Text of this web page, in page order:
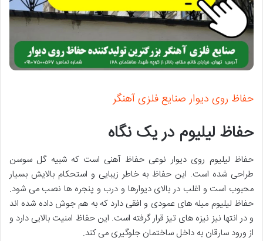
حفاظ روی دیوار صنایع فلزی آهنگر
حفاظ لیلیوم در یک نگاه
حفاظ لیلیوم روی دیوار نوعی حفاظ آهنی است که شبیه گل سوسن
طراحی شده است. این حفاظ به خاطر زیبایی و استحکام بالایش بسیار
محبوب است و اغلب در بالای دیوارها و درب و پنجره ها نصب می شود.
حفاظ لیلیوم میله های عمودی و افقی دارد که به هم جوش داده شده اند
و در انتها نیز نیزه های تیز قرار گرفته است. این حفاظ امنیت بالایی دارد و
از ورود سارقان به داخل ساختمان جلوگیری می کند.